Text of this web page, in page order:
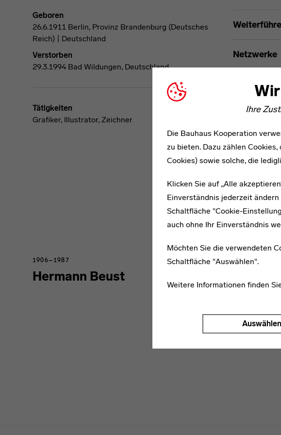
Ihre
Die Bauhaus Kooperation
zu bieten. Dazu zählen
Cookies) sowie solche, die
Klicken Sie auf „Alle
Einverständnis jederzeit
Schaltfläche "Cookie-
auch ohne Ihr Einverständnis
Möchten Sie die verwendeten
Schaltfläche "Auswählen".
Weitere Informationen finden
Auswählen
Geboren
26.6.1911 Berlin, Provinz Brandenburg (Deutsches
Reich) | Deutschland
Verstorben
29.3.1994 Bad Wildungen, Deutschland
Tätigkeiten
Grafiker, Illustrator, Zeichner
Netzwerke
Hermann Beust
1906–1987 1896–1939